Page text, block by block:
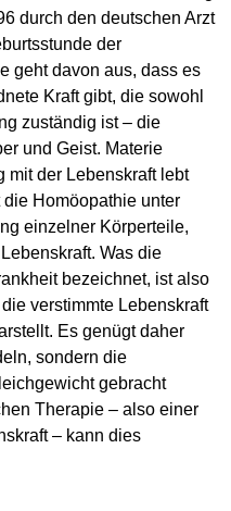
durch den deutschen Arzt
der
geht davon aus, dass es
Kraft gibt, die sowohl
zuständig ist – die
und Geist. Materie
mit der Lebenskraft lebt
Homöopathie unter
einzelner Körperteile,
Was die
bezeichnet, ist also
verstimmte Lebenskraft
Es genügt daher
sondern die
gebracht
Therapie – also einer
– kann dies